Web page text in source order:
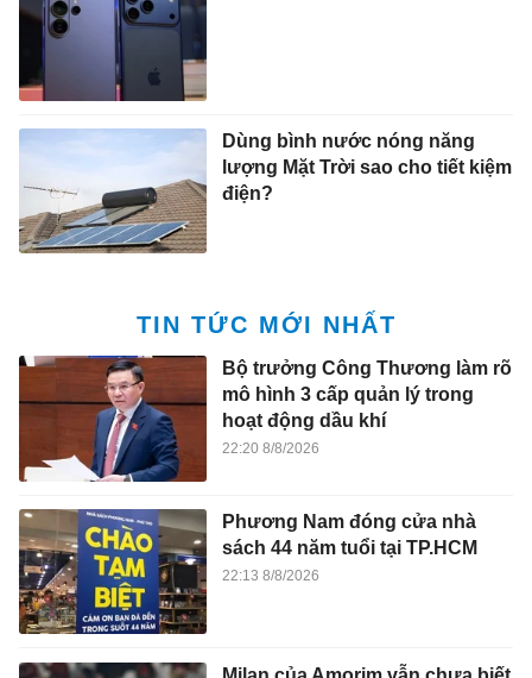
Dùng bình nước nóng năng
lượng Mặt Trời sao cho tiết kiệm
điện?
TIN TỨC MỚI NHẤT
Bộ trưởng Công Thương làm rõ
mô hình 3 cấp quản lý trong
hoạt động dầu khí
22:20 8/8/2026
Phương Nam đóng cửa nhà
sách 44 năm tuổi tại TP.HCM
22:13 8/8/2026